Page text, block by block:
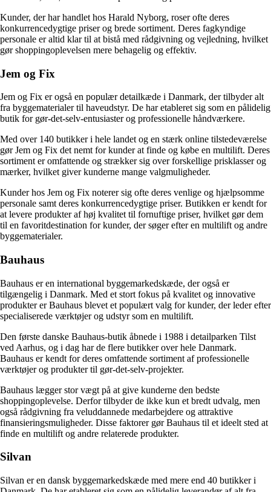
Kunder, der har handlet hos Harald Nyborg, roser ofte deres
konkurrencedygtige priser og brede sortiment. Deres fagkyndige
personale er altid klar til at bistå med rådgivning og vejledning, hvilket
gør shoppingoplevelsen mere behagelig og effektiv.
Jem og Fix
Jem og Fix er også en populær detailkæde i Danmark, der tilbyder alt
fra byggematerialer til haveudstyr. De har etableret sig som en pålidelig
butik for gør-det-selv-entusiaster og professionelle håndværkere.
Med over 140 butikker i hele landet og en stærk online tilstedeværelse
gør Jem og Fix det nemt for kunder at finde og købe en multilift. Deres
sortiment er omfattende og strækker sig over forskellige prisklasser og
mærker, hvilket giver kunderne mange valgmuligheder.
Kunder hos Jem og Fix noterer sig ofte deres venlige og hjælpsomme
personale samt deres konkurrencedygtige priser. Butikken er kendt for
at levere produkter af høj kvalitet til fornuftige priser, hvilket gør dem
til en favoritdestination for kunder, der søger efter en multilift og andre
byggematerialer.
Bauhaus
Bauhaus er en international byggemarkedskæde, der også er
tilgængelig i Danmark. Med et stort fokus på kvalitet og innovative
produkter er Bauhaus blevet et populært valg for kunder, der leder efter
specialiserede værktøjer og udstyr som en multilift.
Den første danske Bauhaus-butik åbnede i 1988 i detailparken Tilst
ved Aarhus, og i dag har de flere butikker over hele Danmark.
Bauhaus er kendt for deres omfattende sortiment af professionelle
værktøjer og produkter til gør-det-selv-projekter.
Bauhaus lægger stor vægt på at give kunderne den bedste
shoppingoplevelse. Derfor tilbyder de ikke kun et bredt udvalg, men
også rådgivning fra veluddannede medarbejdere og attraktive
finansieringsmuligheder. Disse faktorer gør Bauhaus til et ideelt sted at
finde en multilift og andre relaterede produkter.
Silvan
Silvan er en dansk byggemarkedskæde med mere end 40 butikker i